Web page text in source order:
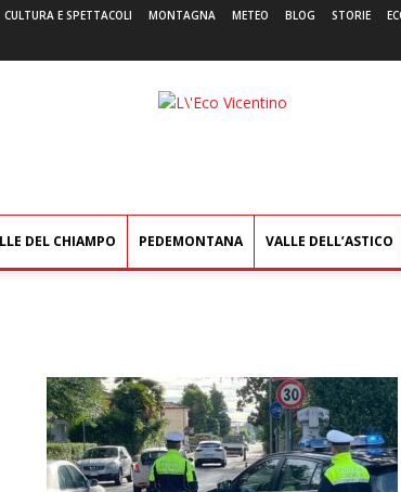
CULTURA E SPETTACOLI MONTAGNA METEO BLOG STORIE
L'Eco
DEL CHIAMPO PEDEMONTANA VALLE DELL’ASTICO